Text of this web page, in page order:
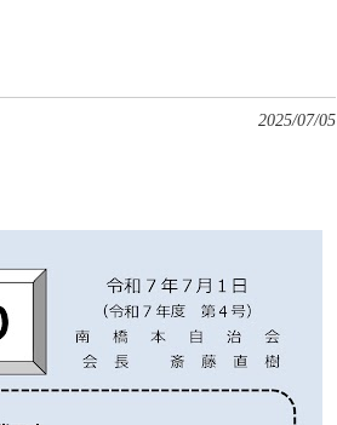
2025/07/05